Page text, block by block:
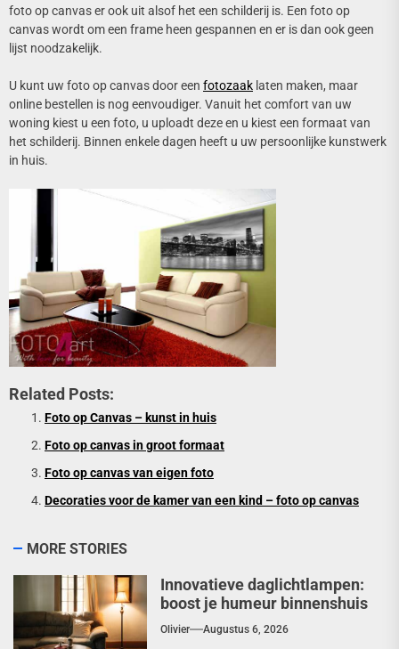
foto op canvas er ook uit alsof het een schilderij is. Een foto op
canvas wordt om een frame heen gespannen en er is dan ook geen
lijst noodzakelijk.
U kunt uw foto op canvas door een fotozaak laten maken, maar
online bestellen is nog eenvoudiger. Vanuit het comfort van uw
woning kiest u een foto, u uploadt deze en u kiest een formaat van
het schilderij. Binnen enkele dagen heeft u uw persoonlijke kunstwerk
in huis.
Related Posts:
Foto op Canvas – kunst in huis
Foto op canvas in groot formaat
Foto op canvas van eigen foto
Decoraties voor de kamer van een kind – foto op canvas
MORE STORIES
Innovatieve daglichtlampen:
boost je humeur binnenshuis
Olivier Augustus 6, 2026